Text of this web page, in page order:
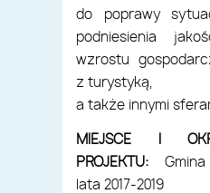
do poprawy
podniesienia
wzrostu
z turystyką,
a także innymi
MIEJSCE I
PROJEKTU:
lata 2017-2019